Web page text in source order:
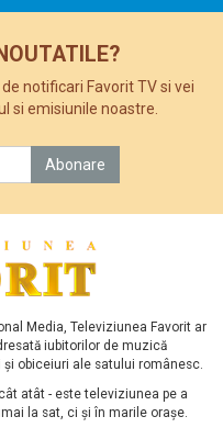
notificari Favorit TV si vei
si emisiunile noastre.
Media, Televiziunea Favorit ar
iubitorilor de muzică
obiceiuri ale satului românesc.
atât - este televiziunea pe a
la sat, ci şi în marile oraşe.